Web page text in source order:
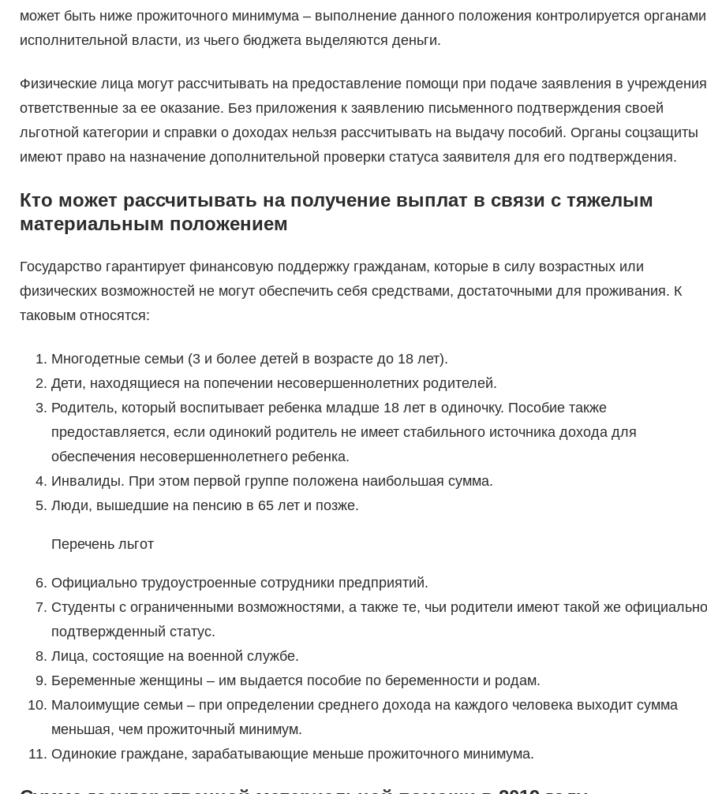
может быть ниже прожиточного минимума – выполнение данного положения контролируется органами
исполнительной власти, из чьего бюджета выделяются деньги.
Физические лица могут рассчитывать на предоставление помощи при подаче заявления в
ответственные за ее оказание. Без приложения к заявлению письменного подтверждения своей
льготной категории и справки о доходах нельзя рассчитывать на выдачу пособий. Органы соцзащиты
имеют право на назначение дополнительной проверки статуса заявителя для его подтверждения.
Кто может рассчитывать на получение выплат в связи с тяжелым
материальным положением
Государство гарантирует финансовую поддержку гражданам, которые в силу возрастных или
физических возможностей не могут обеспечить себя средствами, достаточными для проживания. К
таковым относятся:
Многодетные семьи (3 и более детей в возрасте до 18 лет).
Дети, находящиеся на попечении несовершеннолетних родителей.
Родитель, который воспитывает ребенка младше 18 лет в одиночку. Пособие также
предоставляется, если одинокий родитель не имеет стабильного источника дохода для
обеспечения несовершеннолетнего ребенка.
Инвалиды. При этом первой группе положена наибольшая сумма.
Люди, вышедшие на пенсию в 65 лет и позже.
Перечень льгот
Официально трудоустроенные сотрудники предприятий.
Студенты с ограниченными возможностями, а также те, чьи родители имеют такой же официально
подтвержденный статус.
Лица, состоящие на военной службе.
Беременные женщины – им выдается пособие по беременности и родам.
Малоимущие семьи – при определении среднего дохода на каждого человека выходит сумма
меньшая, чем прожиточный минимум.
Одинокие граждане, зарабатывающие меньше прожиточного минимума.